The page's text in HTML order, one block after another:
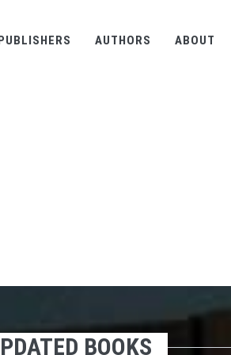
AUTHORS ABOUT
BOOKS